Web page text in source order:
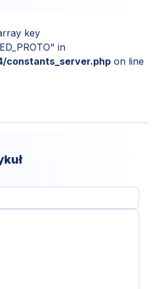
key
in
constants_server.php on line